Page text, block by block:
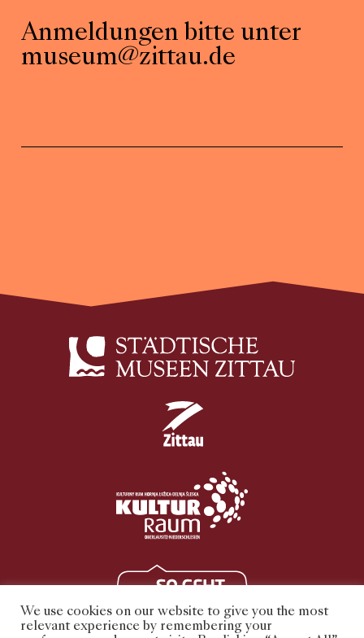
Anmeldungen bitte unter
museum@zittau.de
We use cookies on our website to give you the most
relevant experience by remembering your